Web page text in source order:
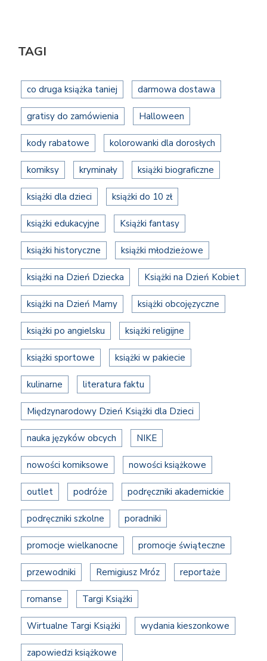
TAGI
co druga książka taniej darmowa dostawa
gratisy do zamówienia Halloween
kody rabatowe kolorowanki dla dorosłych
komiksy kryminały książki biograficzne
książki dla dzieci książki do 10 zł
książki edukacyjne Książki fantasy
książki historyczne książki młodzieżowe
książki na Dzień Dziecka Książki na Dzień Kobiet
książki na Dzień Mamy książki obcojęzyczne
książki po angielsku książki religijne
książki sportowe książki w pakiecie
kulinarne literatura faktu
Międzynarodowy Dzień Książki dla Dzieci
nauka języków obcych NIKE
nowości komiksowe nowości książkowe
outlet podróże podręczniki akademickie
podręczniki szkolne poradniki
promocje wielkanocne promocje świąteczne
przewodniki Remigiusz Mróz reportaże
romanse Targi Książki
Wirtualne Targi Książki wydania kieszonkowe
zapowiedzi książkowe